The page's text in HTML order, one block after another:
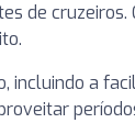
de
incluindo a